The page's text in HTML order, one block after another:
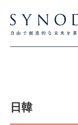
日韓